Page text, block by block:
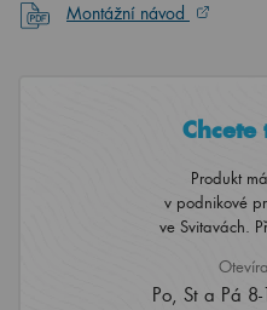
Montážní návod
Chcete
Produkt
v podnikové
ve Svitavách.
Po, St a Pá